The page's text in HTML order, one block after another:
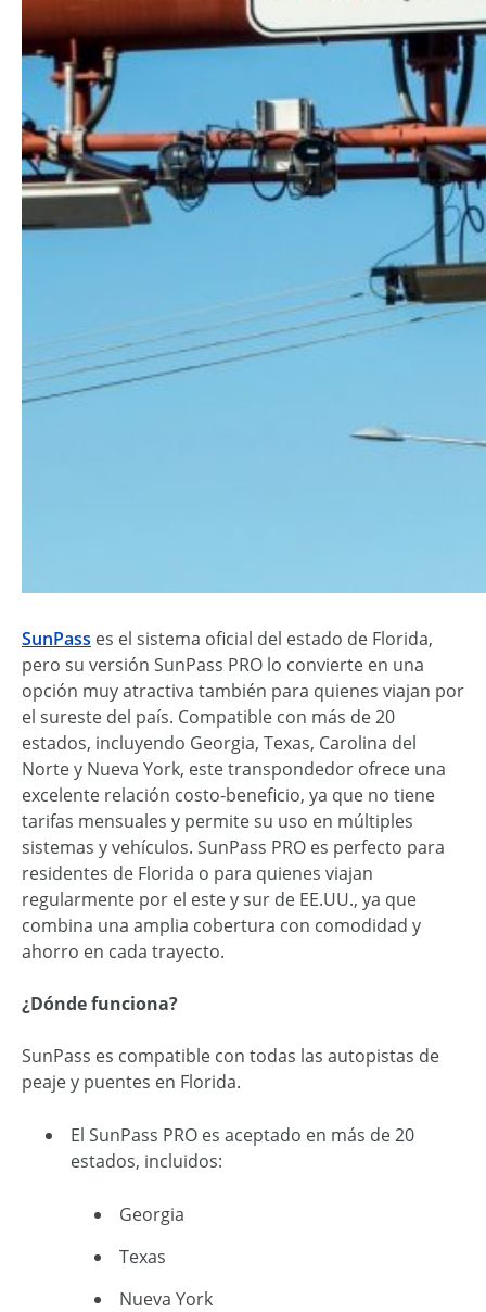
SunPass es el sistema oficial del estado de Florida,
pero su versión SunPass PRO lo convierte en una
opción muy atractiva también para quienes viajan por
el sureste del país. Compatible con más de 20
estados, incluyendo Georgia, Texas, Carolina del
Norte y Nueva York, este transpondedor ofrece una
excelente relación costo-beneficio, ya que no tiene
tarifas mensuales y permite su uso en múltiples
sistemas y vehículos. SunPass PRO es perfecto para
residentes de Florida o para quienes viajan
regularmente por el este y sur de EE.UU., ya que
combina una amplia cobertura con comodidad y
ahorro en cada trayecto.
¿Dónde funciona?
SunPass es compatible con todas las autopistas de
peaje y puentes en Florida.
El SunPass PRO es aceptado en más de 20
estados, incluidos:
Georgia
Texas
Nueva York